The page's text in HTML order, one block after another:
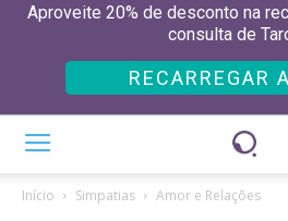
Início Simpatias Amor e Relações
Aproveite 20% de desconto na
consulta de
RECARREGAR